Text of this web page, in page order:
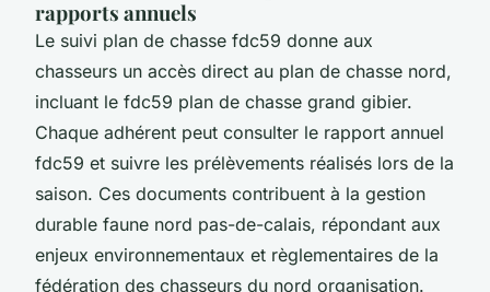
rapports annuels
Le suivi plan de chasse fdc59 donne aux
chasseurs un accès direct au plan de chasse nord,
incluant le fdc59 plan de chasse grand gibier.
Chaque adhérent peut consulter le rapport annuel
fdc59 et suivre les prélèvements réalisés lors de la
saison. Ces documents contribuent à la gestion
durable faune nord pas-de-calais, répondant aux
enjeux environnementaux et règlementaires de la
fédération des chasseurs du nord organisation.